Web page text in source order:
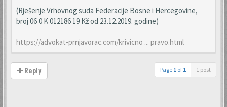
(Rješenje Vrhovnog suda Federacije Bosne i Hercegovine,
broj 06 0 K 012186 19 Kž od 23.12.2019. godine)
https://advokat-prnjavorac.com/krivicno ... pravo.html
Reply Page 1 of1 1 post